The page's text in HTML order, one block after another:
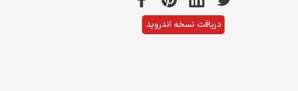
دریافت نسخه اندروید